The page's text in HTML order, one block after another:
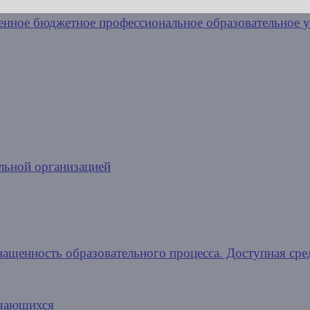
организацией
образовательного процесса. Доступная